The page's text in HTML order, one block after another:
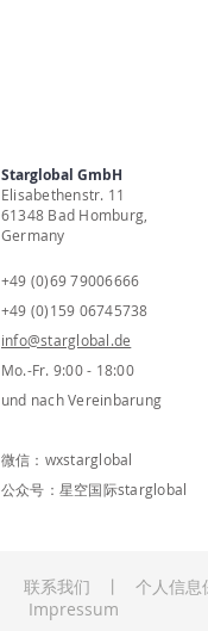
Starglobal GmbH
Elisabethenstr. 11
61348 Bad Homburg,
Germany
+49 (0)69 79006666
+49 (0)159 06745738
info@starglobal.de​
Mo.-Fr. 9:00 - 18:00​
und nach Vereinbarung
微信：wxstarglobal
公众号：星空国际starglobal
联系我们 丨 个人信息
Impressum